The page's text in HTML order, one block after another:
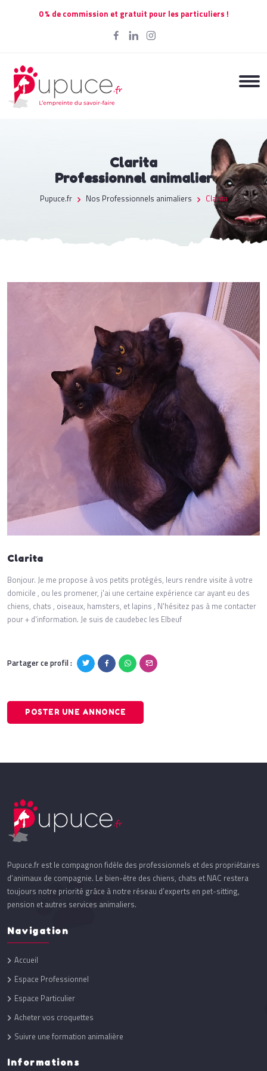
0 % de commission et gratuit pour les particuliers !
Clarita
Professionnel animalier
Pupuce.fr Nos Professionnels animaliers Clarita
Clarita
Bonjour. Je me propose à vos petits protégés, leurs rendre visite à votre
domicile , ou les promener, j'ai une certaine expérience car ayant eu des
chiens, chats , oiseaux, hamsters, et lapins , N'hésitez pas à me contacter
pour + d'information. Je suis de caudebec les Elbeuf
Partager ce profil :
POSTER UNE ANNONCE
Pupuce.fr est le compagnon fidèle des professionnels et des propriétaires
d’animaux de compagnie. Le bien-être des chiens, chats et NAC restera
toujours notre priorité grâce à notre réseau d’experts en pet-sitting,
pension et autres services animaliers.
Navigation
Accueil
Espace Professionnel
Espace Particulier
Acheter vos croquettes
Suivre une formation animalière
Informations